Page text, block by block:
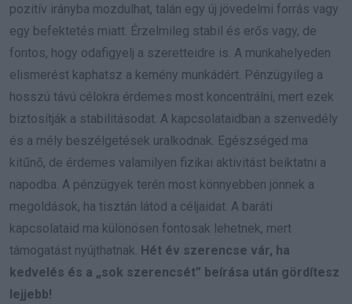
pozitív irányba mozdulhat, talán egy új jövedelmi forrás vagy
egy befektetés miatt. Érzelmileg stabil és erős vagy, de
fontos, hogy odafigyelj a szeretteidre is. A munkahelyeden
elismerést kaphatsz a kemény munkádért. Pénzügyileg a
hosszú távú célokra érdemes most koncentrálni, mert ezek
biztosítják a stabilitásodat. A kapcsolataidban a szenvedély
és a mély beszélgetések uralkodnak. Egészséged ma
kitűnő, de érdemes valamilyen fizikai aktivitást beiktatni a
napodba. A pénzügyek terén most könnyebben jönnek a
megoldások, ha tisztán látod a céljaidat. A baráti
kapcsolataid ma különösen fontosak lehetnek, mert
támogatást nyújthatnak. Hét év szerencse vár, ha
kedvelés és a „sok szerencsét” beírása után gördítesz
lejjebb!